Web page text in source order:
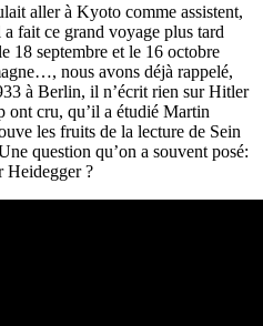
aller à Kyoto comme assistent,
fait ce grand voyage plus tard
18 septembre et le 16 octobre
nous avons déjà rappelé,
à Berlin, il n’écrit rien sur Hitler
ont cru, qu’il a étudié Martin
les fruits de la lecture de Sein
question qu’on a souvent posé:
Heidegger ?